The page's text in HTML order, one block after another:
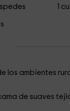
1
los ambientes
de suaves